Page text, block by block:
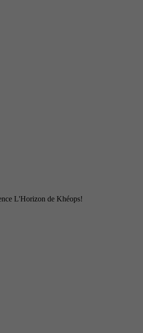
L'Horizon de Khéops!